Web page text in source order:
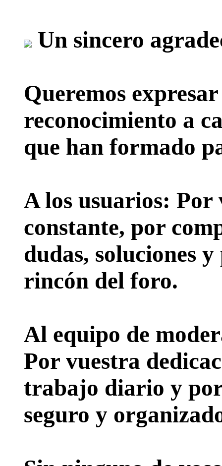
Un sincero
Queremos
reconocimiento a
que han formado
A los usuarios: Por
constante, por
dudas, soluciones
rincón del foro.
Al equipo de
Por vuestra
trabajo diario y por
seguro y